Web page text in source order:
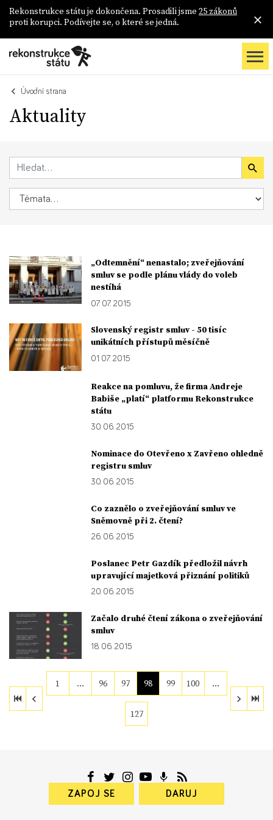
Rekonstrukce státu je dokončena. Prosadili jsme 25 zákonů
proti korupci. Podívejte se, o které se jedná.
Úvodní strana
Aktuality
„Odtemnění“ nenastalo; zveřejňování
smluv se podle plánu vlády do voleb
nestíhá
07. 07. 2015
Slovenský registr smluv - 50 tisíc
unikátních přístupů měsíčně
01. 07. 2015
Reakce na pomluvu, že firma Andreje
Babiše „platí“ platformu Rekonstrukce
státu
30. 06. 2015
Nominace do Otevřeno x Zavřeno ohledně
registru smluv
30. 06. 2015
Co zaznělo o zveřejňování smluv ve
Sněmovně při 2. čtení?
26. 06. 2015
Poslanec Petr Gazdík předložil návrh
upravující majetková přiznání politiků
20. 06. 2015
Začalo druhé čtení zákona o zveřejňování
smluv
18. 06. 2015
1 … 96 97 98 99 100 …
127
ZAPOJ SE DARUJ